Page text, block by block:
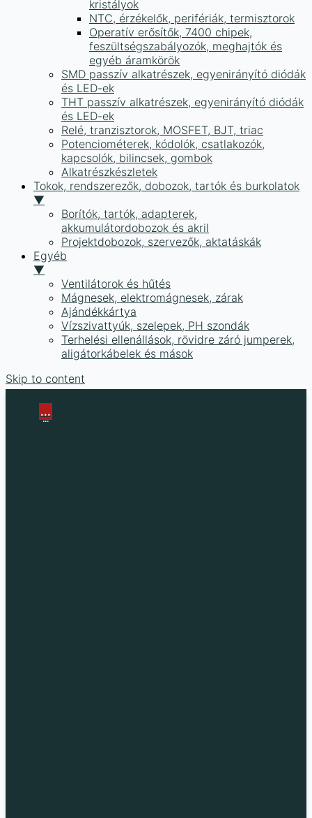
kristályok
NTC, érzékelők, perifériák, termisztorok
Operatív erősítők, 7400 chipek,
feszültségszabályozók, meghajtók és
egyéb áramkörök
SMD passzív alkatrészek, egyenirányító diódák
és LED-ek
THT passzív alkatrészek, egyenirányító diódák
és LED-ek
Relé, tranzisztorok, MOSFET, BJT, triac
Potenciométerek, kódolók, csatlakozók,
kapcsolók, bilincsek, gombok
Alkatrészkészletek
Tokok, rendszerezők, dobozok, tartók és burkolatok
▼
Borítók, tartók, adapterek,
akkumulátordobozok és akril
Projektdobozok, szervezők, aktatáskák
Egyéb
▼
Ventilátorok és hűtés
Mágnesek, elektromágnesek, zárak
Ajándékkártya
Vízszivattyúk, szelepek, PH szondák
Terhelési ellenállások, rövidre záró jumperek,
aligátorkábelek és mások
Skip to content
...
...